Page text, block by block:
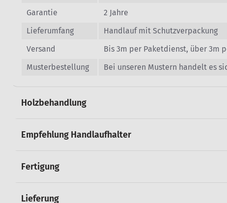
Garantie
2 Jahre
Lieferumfang
Handlauf mit Schutzverpackung
Versand
Bis 3m per Paketdienst, über 3m
Musterbestellung
Bei unseren Mustern handelt es
Holzbehandlung
Empfehlung Handlaufhalter
Fertigung
Lieferung